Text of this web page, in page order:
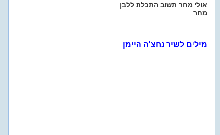
אולי מחר תשוב התכלת ללבן
מחר
מילים לשיר נחצ'ה היימן